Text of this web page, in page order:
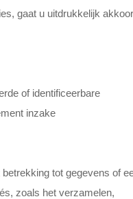
gaat u uitdrukkelijk
of identificeerbare
inzake
tot gegevens of
zoals het verzamelen,